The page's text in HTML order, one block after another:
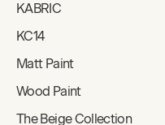
KABRIC
KC14
Matt Paint
Wood Paint
The Beige Collection